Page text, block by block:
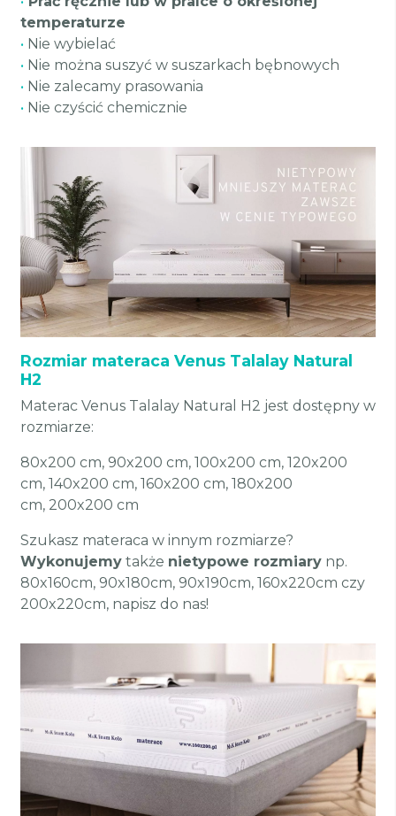
temperaturze
• Nie wybielać
• Nie można suszyć w suszarkach bębnowych
• Nie zalecamy prasowania
• Nie czyścić chemicznie
Rozmiar materaca Venus Talalay Natural
H2
Materac Venus Talalay Natural H2 jest dostępny w
rozmiarze:
80x200 cm, 90x200 cm, 100x200 cm, 120x200
cm, 140x200 cm, 160x200 cm, 180x200
cm, 200x200 cm
Szukasz materaca w innym rozmiarze?
Wykonujemy także nietypowe rozmiary np.
80x160cm, 90x180cm, 90x190cm, 160x220cm czy
200x220cm, napisz do nas!